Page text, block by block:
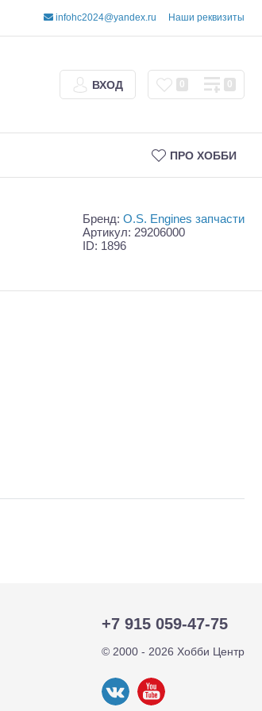
infohc2024@yandex.ru Наши реквизиты
ВХОД 0 0
ПРО ХОББИ
Шорт-корсы
ДВС модели
Бренд: O.S. Engines запчасти
Артикул: 29206000
ID: 1896
+7 915 059-47-75
© 2000 - 2026 Хобби Центр